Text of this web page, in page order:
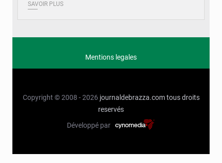
SAVOIR PLUS
Mentions legales
Copyright © 2008 - 2026 journaldebrazza.com tous droits
reservés
Développé par